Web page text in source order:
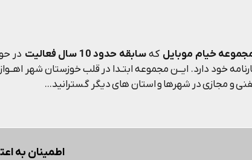
خیام موبایل کهسابقه حدود 10 سال فعالیت
در
خود دارد. ایــن مجموعه ابتـدا در قلب خوزستان شهر
و مجازی در شهرها و استان های دیگر گسترانید...
اطمینان به